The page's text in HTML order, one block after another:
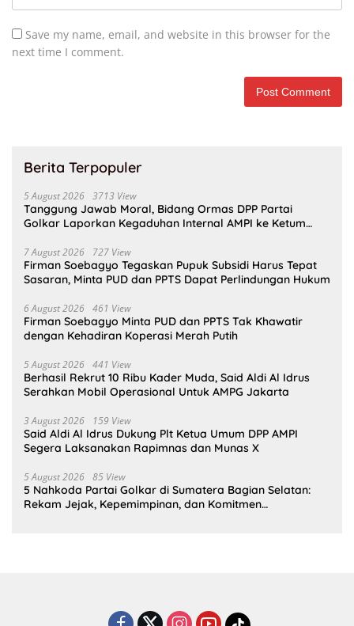
Save my name, email, and website in this browser for the
next time I comment.
Berita Terpopuler
5 August 2026 3713 View
Tanggung Jawab Moral, Bidang Ormas DPP Partai
Golkar Laporkan Kegaduhan Internal AMPI ke Ketum
7 August 2026 727 View
Firman Soebagyo Tegaskan Pupuk Subsidi Harus Tepat
Sasaran, Minta PUD dan PPTS Dapat Perlindungan Hukum
6 August 2026 461 View
Firman Soebagyo Minta PUD dan PPTS Tak Khawatir
dengan Kehadiran Koperasi Merah Putih
5 August 2026 441 View
Berhasil Rekrut 10 Ribu Kader Muda, Said Aldi Al Idrus
Serahkan Mobil Operasional Untuk AMPG Jakarta
3 August 2026 159 View
Said Aldi Al Idrus Dukung Plt Ketua Umum DPP AMPI
Segera Laksanakan Rapimnas dan Munas X
5 August 2026 85 View
5 Nahkoda Partai Golkar di Sumatera Bagian Selatan:
Rekam Jejak, Kepemimpinan, dan Komitmen